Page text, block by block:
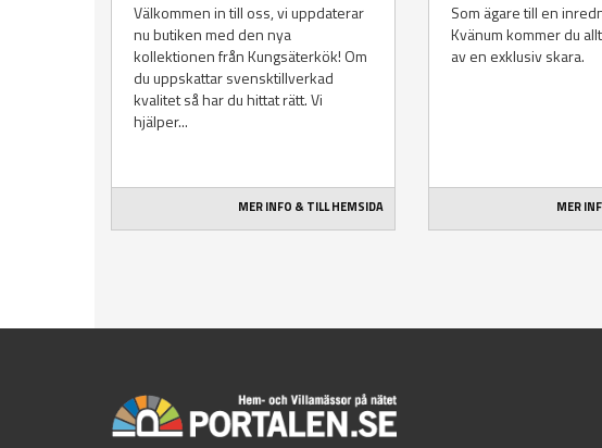
Välkommen in till oss, vi uppdaterar
nu butiken med den nya
kollektionen från Kungsäterkök! Om
du uppskattar svensktillverkad
kvalitet så har du hittat rätt. Vi
hjälper...
MER INFO & TILL HEMSIDA
Som ägare till en
Kvänum kommer du
av en exklusiv skara.
MER